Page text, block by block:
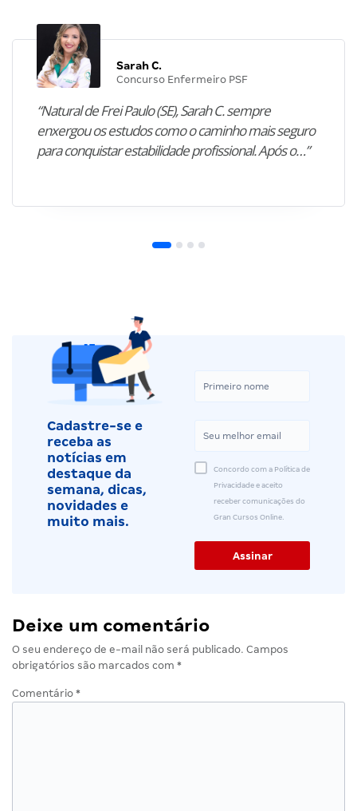
Sarah C.
Concurso Enfermeiro PSF
“Natural de Frei Paulo (SE), Sarah C. sempre
enxergou os estudos como o caminho mais seguro
para conquistar estabilidade profissional. Após o…”
Cadastre-se e
receba as
notícias em
destaque da
semana, dicas,
novidades e
muito mais.
Concordo com a Política de
Privacidade e aceito
receber comunicações do
Gran Cursos Online.
Deixe um comentário
O seu endereço de e-mail não será publicado. Campos
obrigatórios são marcados com *
Comentário *